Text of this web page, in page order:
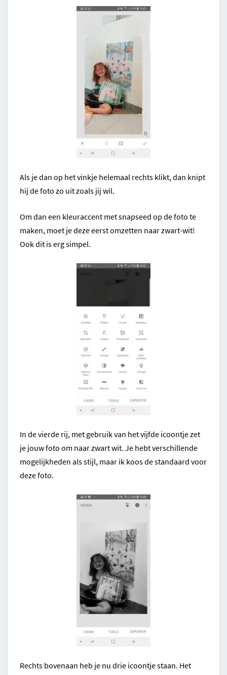
Als je dan op het vinkje helemaal rechts klikt, dan knipt
hij de foto zo uit zoals jij wil.
Om dan een kleuraccent met snapseed op de foto te
maken, moet je deze eerst omzetten naar zwart-wit!
Ook dit is erg simpel.
In de vierde rij, met gebruik van het vijfde icoontje zet
je jouw foto om naar zwart wit. Je hebt verschillende
mogelijkheden als stijl, maar ik koos de standaard voor
deze foto.
Rechts bovenaan heb je nu drie icoontje staan. Het